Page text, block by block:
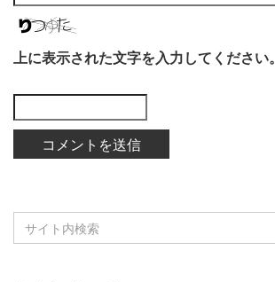
上に表示された文字を入力してください。